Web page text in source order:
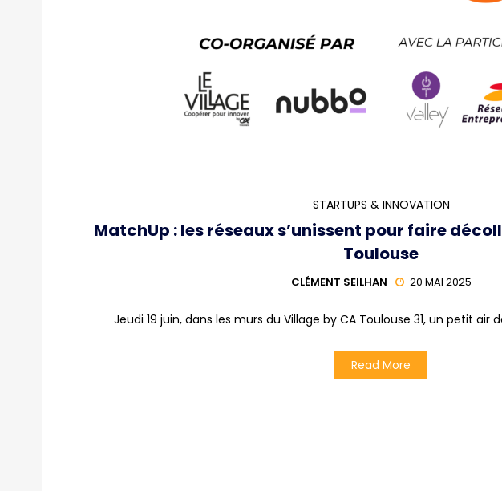
STARTUPS & INNOVATION
MatchUp : les réseaux s’unissent pour faire
Toulouse
CLÉMENT SEILHAN 20 MAI 2025
Jeudi 19 juin, dans les murs du Village by CA Toulouse 31, un petit air
Read More